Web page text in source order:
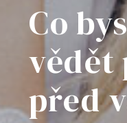
Co
vědět
před